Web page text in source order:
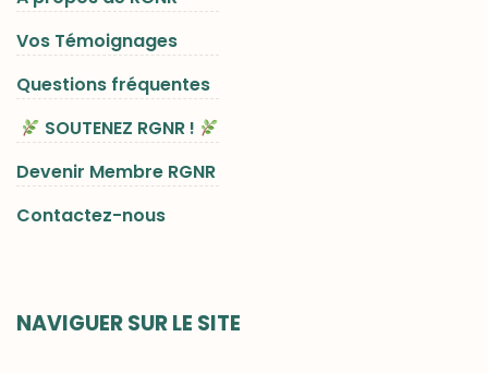
Vos Témoignages
Questions fréquentes
SOUTENEZ RGNR !
Devenir Membre RGNR
Contactez-nous
NAVIGUER SUR LE SITE